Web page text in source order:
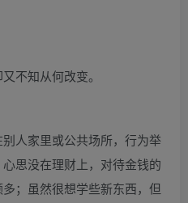
不知从何改变。
人家里或公共场所，行为举
思没在理财上，对待金钱的
；虽然很想学些新东西，但